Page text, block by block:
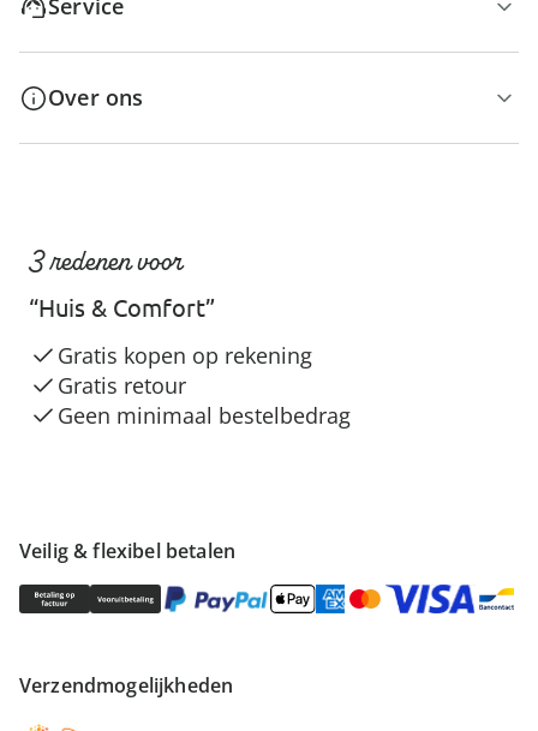
Service
Over ons
Veilig & flexibel betalen
Verzendmogelijkheden
3 redenen voor
“Huis & Comfort”
Gratis kopen op rekening
Gratis retour
Geen minimaal bestelbedrag